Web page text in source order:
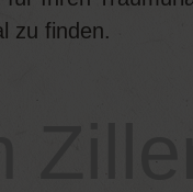
zu finden.